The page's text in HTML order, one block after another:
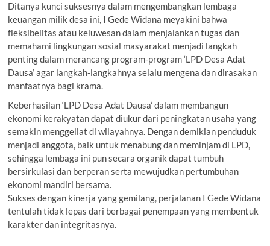
Ditanya kunci suksesnya dalam mengembangkan lembaga
keuangan milik desa ini, I Gede Widana meyakini bahwa
fleksibelitas atau keluwesan dalam menjalankan tugas dan
memahami lingkungan sosial masyarakat menjadi langkah
penting dalam merancang program-program ‘LPD Desa Adat
Dausa’ agar langkah-langkahnya selalu mengena dan dirasakan
manfaatnya bagi krama.
Keberhasilan ‘LPD Desa Adat Dausa’ dalam membangun
ekonomi kerakyatan dapat diukur dari peningkatan usaha yang
semakin menggeliat di wilayahnya. Dengan demikian penduduk
menjadi anggota, baik untuk menabung dan meminjam di LPD,
sehingga lembaga ini pun secara organik dapat tumbuh
bersirkulasi dan berperan serta mewujudkan pertumbuhan
ekonomi mandiri bersama.
Sukses dengan kinerja yang gemilang, perjalanan I Gede Widana
tentulah tidak lepas dari berbagai penempaan yang membentuk
karakter dan integritasnya.